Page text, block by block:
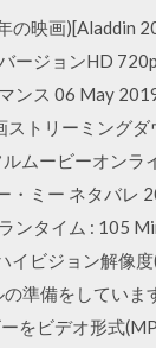
の映画)[Aladdin
ージョンHD
ンス 06 May
トリーミングダ
ムービーオンラ
・ミー ネタバレ
ンタイム : 105
イビジョン解像
準備をしていま
をビデオ形式